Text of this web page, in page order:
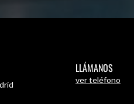
LLÁMANOS
ver teléfono